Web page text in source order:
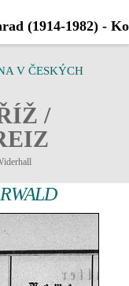
V ČESKÝCH
/
(1914-1982) -